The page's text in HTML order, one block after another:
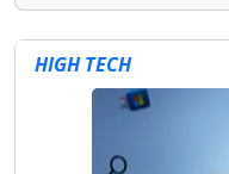
HIGH TECH